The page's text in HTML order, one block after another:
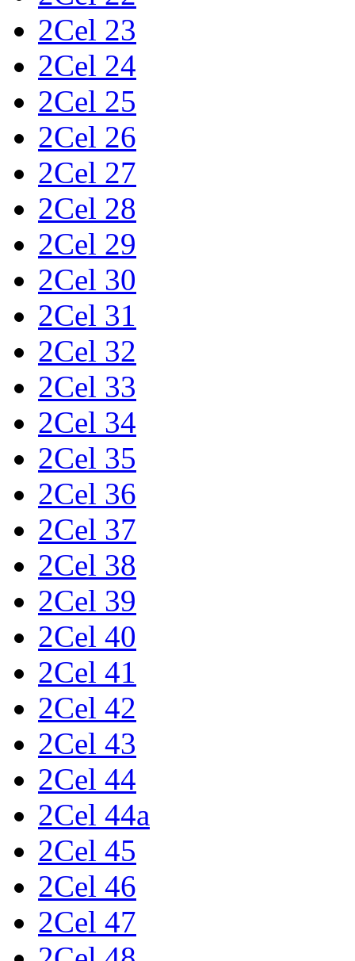
2Cel 23
2Cel 24
2Cel 25
2Cel 26
2Cel 27
2Cel 28
2Cel 29
2Cel 30
2Cel 31
2Cel 32
2Cel 33
2Cel 34
2Cel 35
2Cel 36
2Cel 37
2Cel 38
2Cel 39
2Cel 40
2Cel 41
2Cel 42
2Cel 43
2Cel 44
2Cel 44a
2Cel 45
2Cel 46
2Cel 47